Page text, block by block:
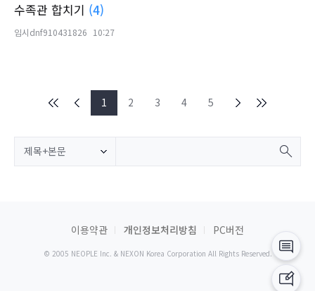
수족관 합치기 (4)
임시dnf910431826 10:27
1 2 3 4 5
제목+본문
이용약관 개인정보처리방침 PC버전
© 2005 NEOPLE Inc. & NEXON Korea Corporation All Rights Reserved.